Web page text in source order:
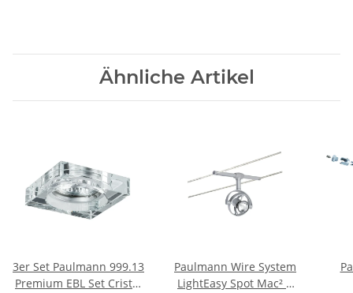
Ähnliche Artikel
3er Set Paulmann 999.13
Premium EBL Set Cristal
Paulmann Wire System
LightEasy Spot Mac² R